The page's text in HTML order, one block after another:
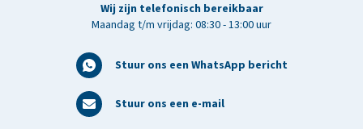
Wij zijn telefonisch bereikbaar
Maandag t/m vrijdag: 08:30 - 13:00 uur
Stuur ons een WhatsApp bericht
Stuur ons een e-mail